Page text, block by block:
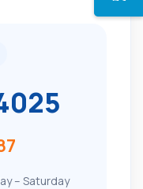
– Saturday